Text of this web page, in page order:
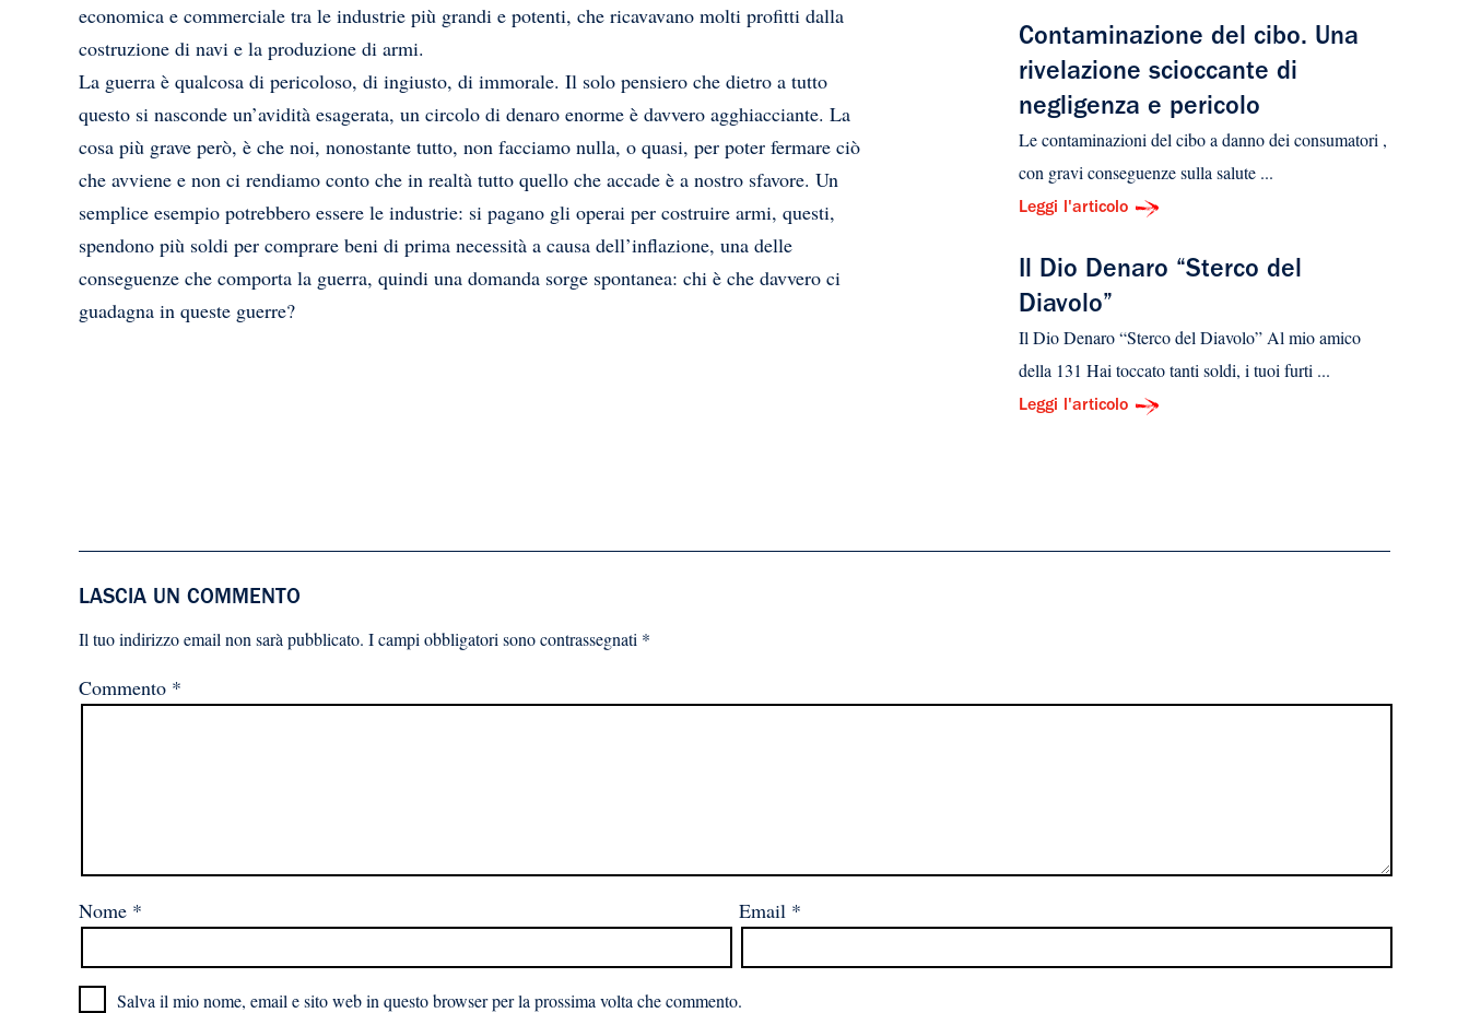
economica e commerciale tra le industrie più grandi e potenti, che ricavavano molti profitti dalla
costruzione di navi e la produzione di armi.
La guerra è qualcosa di pericoloso, di ingiusto, di immorale. Il solo pensiero che dietro a tutto
questo si nasconde un’avidità esagerata, un circolo di denaro enorme è davvero agghiacciante. La
cosa più grave però, è che noi, nonostante tutto, non facciamo nulla, o quasi, per poter fermare ciò
che avviene e non ci rendiamo conto che in realtà tutto quello che accade è a nostro sfavore. Un
semplice esempio potrebbero essere le industrie: si pagano gli operai per costruire armi, questi,
spendono più soldi per comprare beni di prima necessità a causa dell’inflazione, una delle
conseguenze che comporta la guerra, quindi una domanda sorge spontanea: chi è che davvero ci
guadagna in queste guerre?
Contaminazione del cibo. Una
rivelazione scioccante di
negligenza e pericolo
Le contaminazioni del cibo a danno dei consumatori ,
con gravi conseguenze sulla salute ...
Leggi l'articolo
Il Dio Denaro “Sterco del
Diavolo”
Il Dio Denaro “Sterco del Diavolo” Al mio amico
della 131 Hai toccato tanti soldi, i tuoi furti ...
Leggi l'articolo
LASCIA UN COMMENTO
Il tuo indirizzo email non sarà pubblicato. I campi obbligatori sono contrassegnati *
Commento *
Nome * Email *
Salva il mio nome, email e sito web in questo browser per la prossima volta che commento.